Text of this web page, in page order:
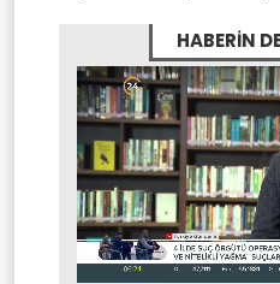
HABERİN
Mute Stream